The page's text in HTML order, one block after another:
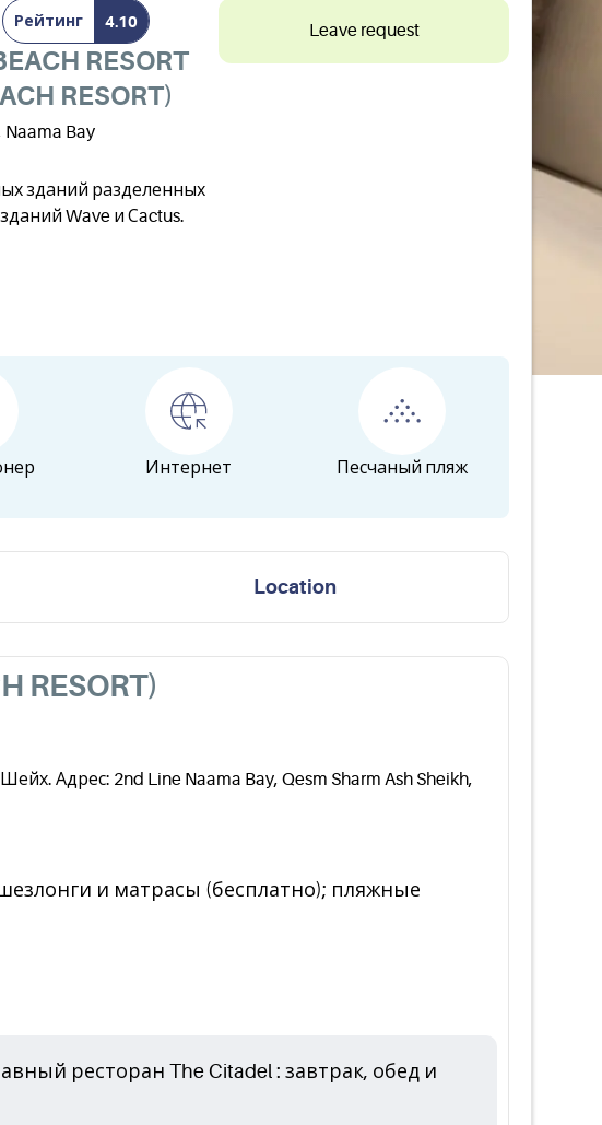
Рейтинг 4.10
RESORT
RESORT)
Naama Bay
зданий разделенных
Wave и Сactus.
Leave request
Интернет Песчаный пляж
Location
RESORT)
Адрес: 2nd Line Naama Bay, Qesm Sharm Ash Sheikh,
и матрасы (бесплатно); пляжные
ресторан The Citadel : завтрак, обед и